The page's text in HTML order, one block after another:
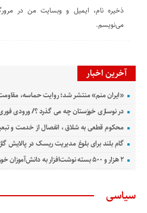
ذخیره نام، ایمیل و وبسایت من در
می‌نویسم.
آخرین اخبار
«ایران منم» منتشر شد؛ روایت حماسه،
در نوسازی خوزستان چه می گذرد ؟/ ورودی
محکوم قطعی به شلاق ، انفصال از خدمت و
گام بلند برای بلوغ مدیریت ریسک در پالایش
۲ هزار و ۵۰۰ بسته نوشت‌افزار به دانش‌آموزان خوزستان رسید
سیاسی